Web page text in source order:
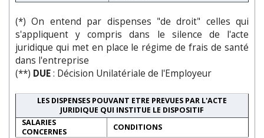
(*) On entend par dispenses "de droit" celles qui
s'appliquent y compris dans le silence de l'acte
juridique qui met en place le régime de frais de santé
dans l'entreprise
(**) DUE: Décision Unilatériale de l'Employeur
LES DISPENSES POUVANT ETRE PREVUES PAR L'ACTE
JURIDIQUE QUI INSTITUE LE DISPOSITIF
SALARIES
CONCERNES
CONDITIONS